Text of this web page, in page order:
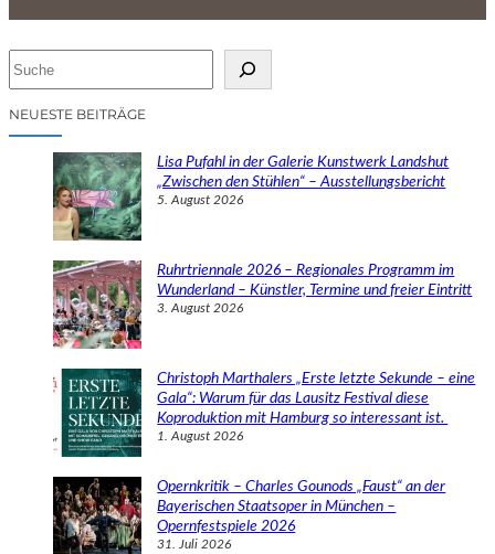
cNEUESTE BEITRÄGE
Lisa Pufahl in der Galerie Kunstwerk Landshut
„Zwischen den Stühlen“ – Ausstellungsbericht
5. August 2026
Ruhrtriennale 2026 – Regionales Programm im
Wunderland – Künstler, Termine und freier Eintritt
3. August 2026
Christoph Marthalers „Erste letzte Sekunde – eine
Gala“: Warum für das Lausitz Festival diese
Koproduktion mit Hamburg so interessant ist.
1. August 2026
Opernkritik – Charles Gounods „Faust“ an der
Bayerischen Staatsoper in München –
Opernfestspiele 2026
31. Juli 2026